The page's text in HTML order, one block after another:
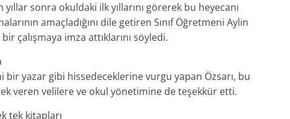
sonra okuldaki ilk yıllarını görerek bu heyecanı
amaçladığını dile getiren Sınıf Öğretmeni Aylin
çalışmaya imza attıklarını söyledi.
bir yazar gibi hissedeceklerine vurgu yapan Özsarı, bu
veren velilere ve okul yönetimine de teşekkür etti.
kitapları